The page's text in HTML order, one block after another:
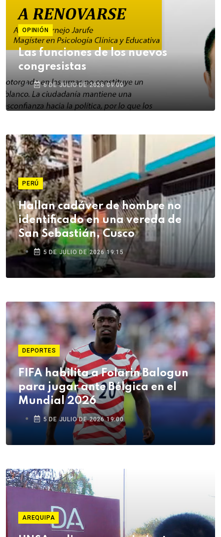
OPINIÓN
Las funciones de los nuevos
congresistas
6 DE JULIO DE 2026 09:00
PERÚ
Hallan cadáver de hombre no
identificado en una vereda de
San Sebastián, Cusco
5 DE JULIO DE 2026 19:15
DEPORTES
FIFA habilita a Folarin Balogun
para jugar ante Bélgica en el
Mundial 2026
5 DE JULIO DE 2026 19:00
AREQUIPA